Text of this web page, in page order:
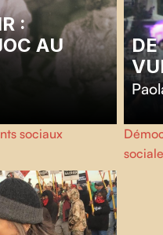
:
AU
Jeunesse Ouvrière
les quartiers
20e siècle.
sociaux
DE
sociale